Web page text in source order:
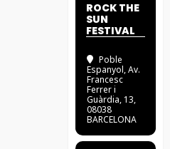
ROCK THE
SUN
FESTIVAL
Poble
Espanyol, Av.
Francesc
Ferrer i
Guàrdia, 13,
08038
BARCELONA